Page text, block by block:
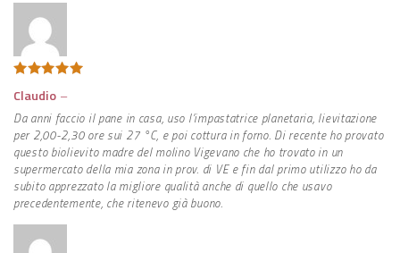
su 5
Claudio –
Da anni faccio il pane in casa, uso l’impastatrice planetaria, lievitazione
per 2,00-2,30 ore sui 27 °C, e poi cottura in forno. Di recente ho provato
questo biolievito madre del molino Vigevano che ho trovato in un
supermercato della mia zona in prov. di VE e fin dal primo utilizzo ho da
subito apprezzato la migliore qualità anche di quello che usavo
precedentemente, che ritenevo già buono.